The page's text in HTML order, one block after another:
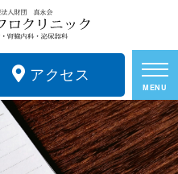
アクセス
MENU